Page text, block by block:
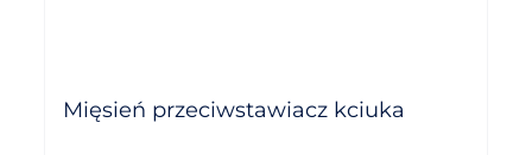
Mięsień przeciwstawiacz kciuka